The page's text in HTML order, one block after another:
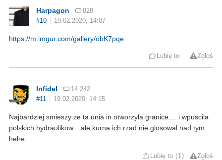
Harpagon
828
#10
19.02.2020, 14:07
https://m.imgur.com/gallery/obK7pqe
Lubię to Zgłoś
Infidel
14 242
#11
19.02.2020, 14:15
Najbardziej smieszy ze ta unia in otworzyla granice.....i wpuscila
polskich hydraulikow....ale kurna ich rzad nie glosowal nad tym
hehe.
Lubię to 1 Zgłoś